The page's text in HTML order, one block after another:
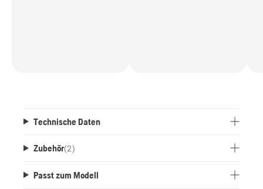
Technische Daten
Zubehör(2)
Passt zum Modell